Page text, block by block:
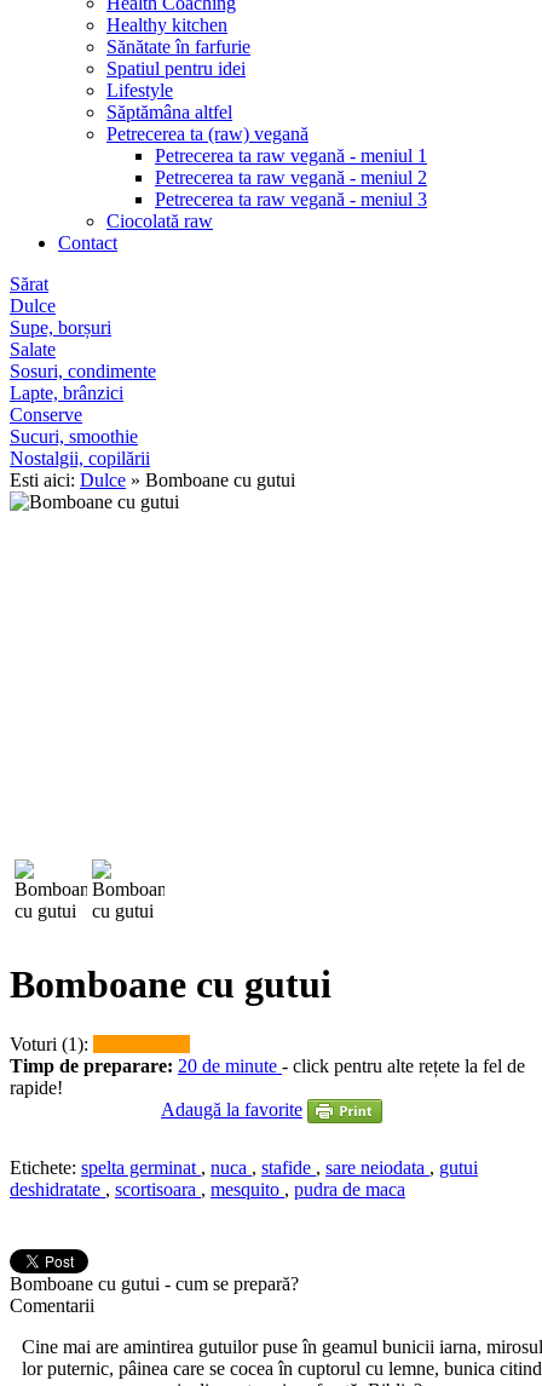
Healthy kitchen
Sănătate în farfurie
Spatiul pentru idei
Lifestyle
Săptămâna altfel
Petrecerea ta (raw) vegană
Petrecerea ta raw vegană - meniul 1
Petrecerea ta raw vegană - meniul 2
Petrecerea ta raw vegană - meniul 3
Ciocolată raw
Contact
Sărat
Dulce
Supe, borșuri
Salate
Sosuri, condimente
Lapte, brânzici
Conserve
Sucuri, smoothie
Nostalgii, copilării
Esti aici: Dulce » Bomboane cu gutui
Bomboane cu gutui
Voturi (1):
Timp de preparare: 20 de minute - click pentru alte rețete la fel de
rapide!
Adaugă la favorite
Etichete: spelta germinat , nuca , stafide , sare neiodata , gutui
deshidratate , scortisoara , mesquito , pudra de maca
Bomboane cu gutui - cum se prepară?
Comentarii
Cine mai are amintirea gutuilor puse în geamul bunicii iarna, mirosul
lor puternic, pâinea care se cocea în cuptorul cu lemne, bunica citind